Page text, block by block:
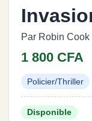
Par Robin Cook
1 800 CFA
Policier/Thriller
Disponible